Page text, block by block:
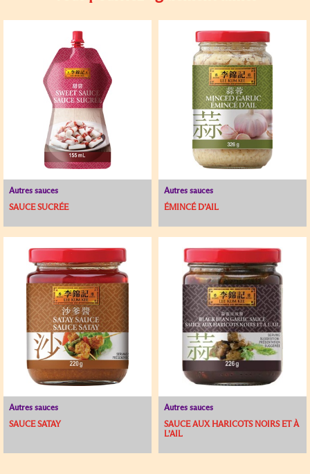
Autres sauces
SAUCE SUCRÉE
Autres sauces
ÉMINCÉ D’AIL
Autres sauces
SAUCE SATAY
Autres sauces
SAUCE AUX HARICOTS NOIRS ET À
L’AIL